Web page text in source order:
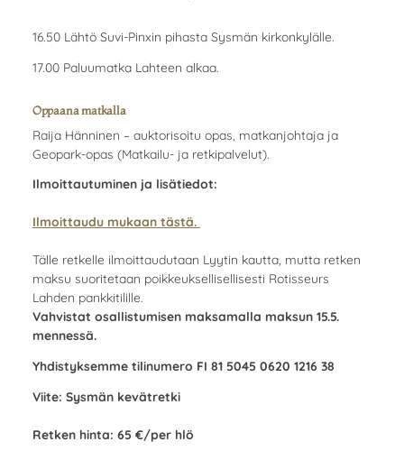
16.50 Lähtö Suvi-Pinxin pihasta Sysmän kirkonkylälle.
17.00 Paluumatka Lahteen alkaa.
Oppaana matkalla
Raija Hänninen – auktorisoitu opas, matkanjohtaja ja
Geopark-opas (Matkailu- ja retkipalvelut).
Ilmoittautuminen ja lisätiedot:
Ilmoittaudu mukaan tästä.
Tälle retkelle ilmoittaudutaan Lyytin kautta, mutta retken
maksu suoritetaan poikkeuksellisellisesti Rotisseurs
Lahden pankkitilille.
Vahvistat osallistumisen maksamalla maksun 15.5.
mennessä.
Yhdistyksemme tilinumero FI 81 5045 0620 1216 38
Viite: Sysmän kevätretki
Retken hinta: 65 €/per hlö